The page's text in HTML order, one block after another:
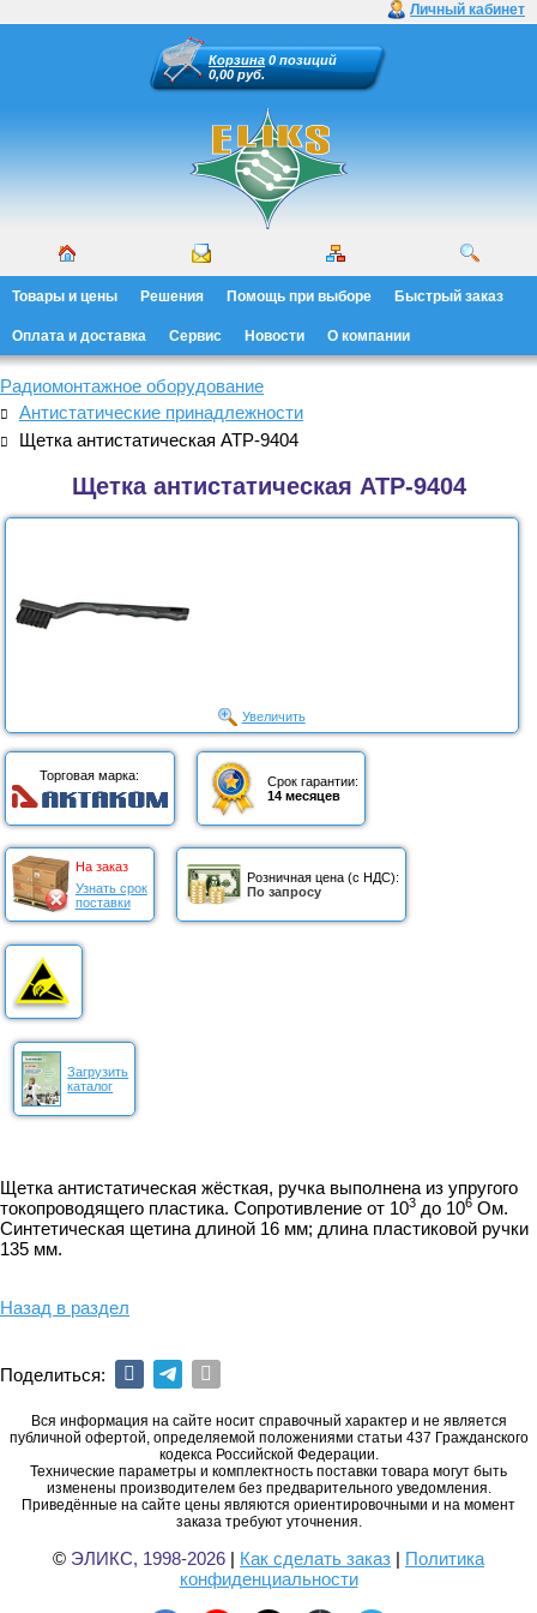
Личный кабинет
Корзина 0 позиций
0,00 руб.
Товары и цены Решения Помощь при выборе Быстрый заказ
Оплата и доставка Сервис Новости О компании
Радиомонтажное оборудование
Антистатические принадлежности
Щетка антистатическая АТР-9404
Щетка антистатическая АТР-9404
Увеличить
Торговая марка:
Срок гарантии:
14 месяцев
На заказ
Узнать срок
поставки
Розничная цена (с НДС):
По запросу
Загрузить
каталог
Щетка антистатическая жёсткая, ручка выполнена из упругого
токопроводящего пластика. Сопротивление от 103 до 106 Ом.
Синтетическая щетина длиной 16 мм; длина пластиковой ручки
135 мм.
Назад в раздел
Поделиться:
Вся информация на сайте носит справочный характер и не является
публичной офертой, определяемой положениями статьи 437 Гражданского
кодекса Российской Федерации.
Технические параметры и комплектность поставки товара могут быть
изменены производителем без предварительного уведомления.
Приведённые на сайте цены являются ориентировочными и на момент
заказа требуют уточнения.
© ЭЛИКС, 1998-2026 | Как сделать заказ | Политика
конфиденциальности